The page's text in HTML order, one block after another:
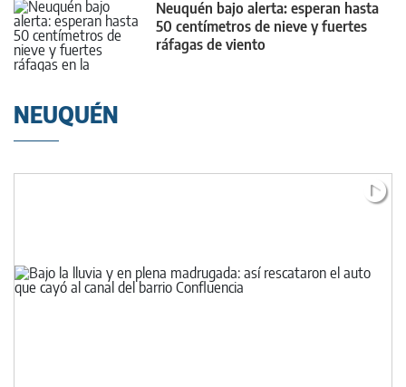
Neuquén bajo alerta: esperan hasta
50 centímetros de nieve y fuertes
ráfagas de viento
NEUQUÉN